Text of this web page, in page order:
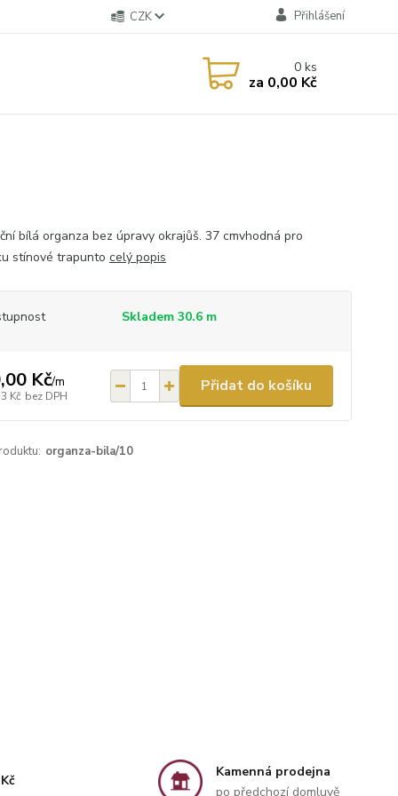
CZK Přihlášení
0ks
za 0,00 Kč
bílá organza bez úpravy okrajůš. 37 cmvhodná pro
stínové trapunto celý popis
Skladem 30.6 m
Kč/m
Kč bez DPH
Přidat do košíku
organza-bila/10
Kamenná prodejna
po předchozí domluvě